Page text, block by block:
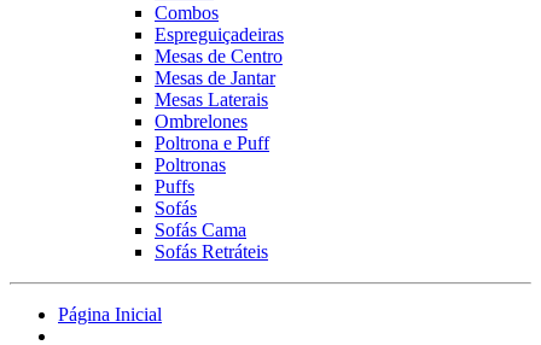
Combos
Espreguiçadeiras
Mesas de Centro
Mesas de Jantar
Mesas Laterais
Ombrelones
Poltrona e Puff
Poltronas
Puffs
Sofás
Sofás Cama
Sofás Retráteis
Página Inicial